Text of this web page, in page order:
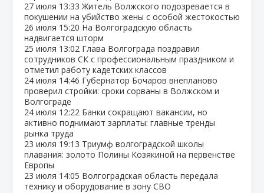
27 июля 13:33 Житель Волжского подозревается в
покушении на убийство жены с особой жестокостью
26 июля 15:20 На Волгоградскую область
надвигается шторм
25 июля 13:02 Глава Волгограда поздравил
сотрудников СК с профессиональным праздником и
отметил работу кадетских классов
24 июля 14:46 Губернатор Бочаров внепланово
проверил стройки: сроки сорваны в Волжском и
Волгограде
24 июля 12:22 Банки сокращают вакансии, но
активно поднимают зарплаты: главные тренды
рынка труда
23 июля 19:13 Триумф волгоградской школы
плавания: золото Полины Козякиной на первенстве
Европы
23 июля 14:05 Волгоградская область передала
технику и оборудование в зону СВО